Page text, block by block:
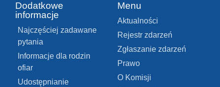
Dodatkowe
informacje
Najczęściej zadawane
pytania
Informacje dla rodzin
ofiar
Udostępnianie
Menu
Aktualności
Rejestr zdarzeń
Zgłaszanie zdarzeń
Prawo
O Komisji